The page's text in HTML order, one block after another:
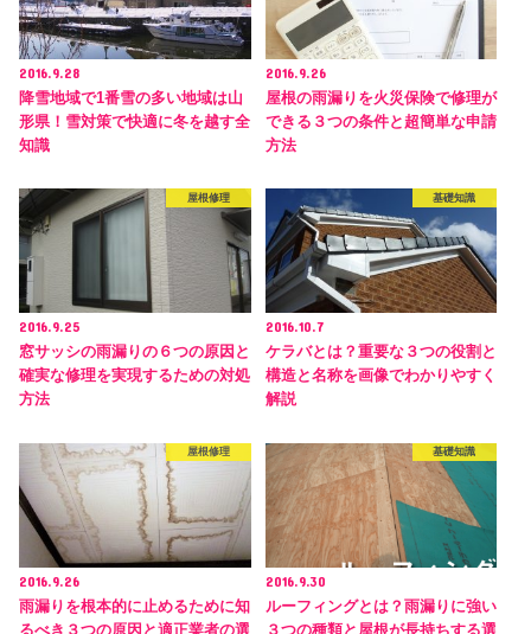
2016.9.28
降雪地域で1番雪の多い地域は山
形県！雪対策で快適に冬を越す全
知識
2016.9.26
屋根の雨漏りを火災保険で修理が
できる３つの条件と超簡単な申請
方法
屋根修理
2016.9.25
窓サッシの雨漏りの６つの原因と
確実な修理を実現するための対処
方法
基礎知識
2016.10.7
ケラバとは？重要な３つの役割と
構造と名称を画像でわかりやすく
解説
屋根修理
2016.9.26
雨漏りを根本的に止めるために知
るべき３つの原因と適正業者の選
基礎知識
2016.9.30
ルーフィングとは？雨漏りに強い
３つの種類と屋根が長持ちする選